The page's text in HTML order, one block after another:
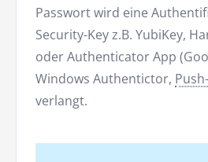
Passwort wird eine
Security-Key z.B. YubiKey,
oder Authenticator App
Windows Authentictor,
verlangt.